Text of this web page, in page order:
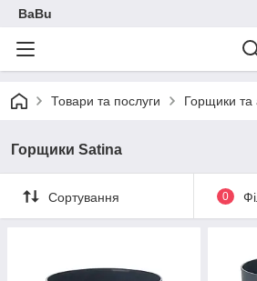
BaBu
Товари та послуги Горщики та
Горщики Satina
Сортування 0